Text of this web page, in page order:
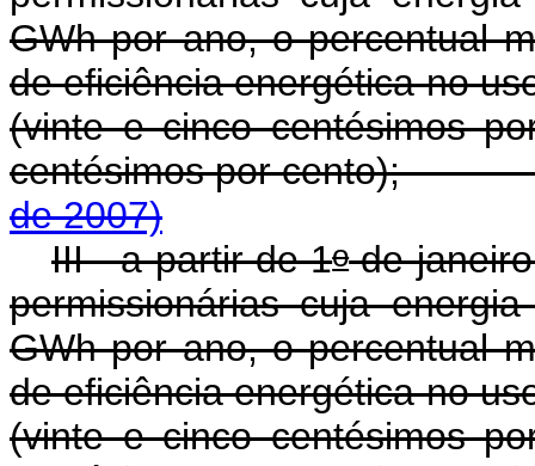
GWh por ano, o percentual
de eficiência energética no
(vinte e cinco centésimos
centésimos por
de 2007)
III - a partir de 1ode janeiro
permissionárias cuja
GWh por ano, o percentual
de eficiência energética no
(vinte e cinco centésimos